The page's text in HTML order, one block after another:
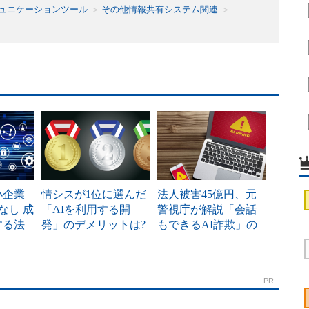
ニケーションツール その他情報共有システム関連